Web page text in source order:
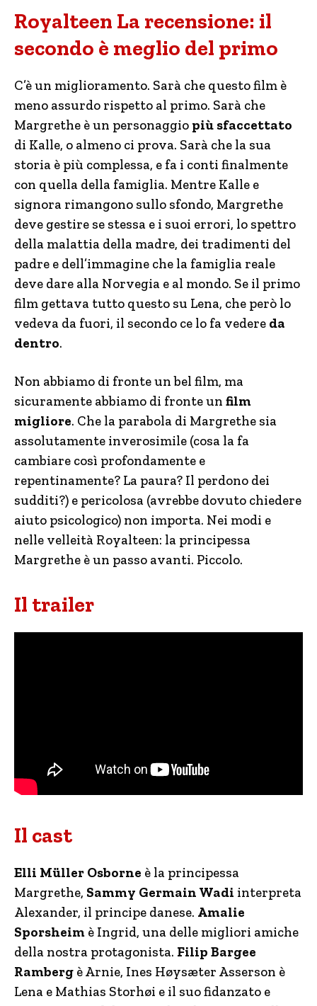
Royalteen La recensione: il
secondo è meglio del primo
C’è un miglioramento. Sarà che questo film è
meno assurdo rispetto al primo. Sarà che
Margrethe è un personaggio più sfaccettato
di Kalle, o almeno ci prova. Sarà che la sua
storia è più complessa, e fa i conti finalmente
con quella della famiglia. Mentre Kalle e
signora rimangono sullo sfondo, Margrethe
deve gestire se stessa e i suoi errori, lo spettro
della malattia della madre, dei tradimenti del
padre e dell’immagine che la famiglia reale
deve dare alla Norvegia e al mondo. Se il primo
film gettava tutto questo su Lena, che però lo
vedeva da fuori, il secondo ce lo fa vedere da
dentro.
Non abbiamo di fronte un bel film, ma
sicuramente abbiamo di fronte un film
migliore. Che la parabola di Margrethe sia
assolutamente inverosimile (cosa la fa
cambiare così profondamente e
repentinamente? La paura? Il perdono dei
sudditi?) e pericolosa (avrebbe dovuto chiedere
aiuto psicologico) non importa. Nei modi e
nelle velleità Royalteen: la principessa
Margrethe è un passo avanti. Piccolo.
Il trailer
Il cast
Elli Müller Osborne è la principessa
Margrethe, Sammy Germain Wadi interpreta
Alexander, il principe danese. Amalie
Sporsheim è Ingrid, una delle migliori amiche
della nostra protagonista. Filip Bargee
Ramberg è Arnie, Ines Høysæter Asserson è
Lena e Mathias Storhøi e il suo fidanzato e